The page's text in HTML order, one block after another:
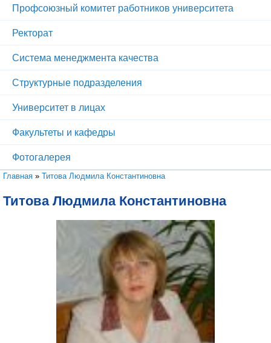
Профсоюзный комитет работников университета
Ректорат
Система менеджмента качества
Структурные подразделения
Университет в лицах
Факультеты и кафедры
Фотогалерея
Вы здесь
Главная » Титова Людмила Константиновна
Титова Людмила Константиновна